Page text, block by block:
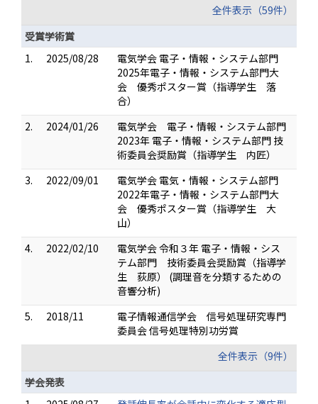
全件表示（59件）
受賞学術賞
1.
2025/08/28
電気学会 電子・情報・システム部門
2025年電子・情報・システム部門大
会 優秀ポスター賞（指導学生 落
合）
2.
2024/01/26
電気学会 電子・情報・システム部門
2023年 電子・情報・システム部門 技
術委員会奨励賞（指導学生 内匠）
3.
2022/09/01
電気学会 電気・情報・システム部門
2022年電子・情報・システム部門大
会 優秀ポスター賞（指導学生 大
山）
4.
2022/02/10
電気学会 令和３年 電子・情報・シス
テム部門 技術委員会奨励賞（指導学
生 荻原） (調理音を分類するための
音響分析)
5.
2018/11
電子情報通信学会 信号処理研究専門
委員会 信号処理特別功労賞
全件表示（9件）
学会発表